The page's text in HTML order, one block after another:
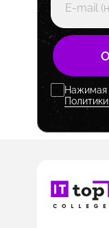
Нажимая